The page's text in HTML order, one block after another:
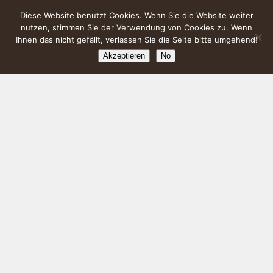
Diese Website benutzt Cookies. Wenn Sie die Website weiter
nutzen, stimmen Sie der Verwendung von Cookies zu. Wenn
Ihnen das nicht gefällt, verlassen Sie die Seite bitte umgehend!
Akzeptieren No